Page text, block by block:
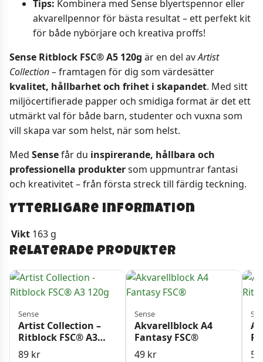
Tips: Kombinera med Sense blyertspennor eller
akvarellpennor för bästa resultat – ett perfekt kit
för både nybörjare och kreativa proffs!
Sense Ritblock FSC® A5 120g är en del avArtist
Collection– framtagen för dig som värdesätter
kvalitet, hållbarhet och frihet i skapandet. Med sitt
miljöcertifierade papper och smidiga format är det ett
utmärkt val för både barn, studenter och vuxna som
vill skapa var som helst, när som helst.
Med Sensefår du inspirerande, hållbara och
professionella produktersom uppmuntrar fantasi
och kreativitet – från första streck till färdig teckning.
Ytterligare information
Vikt 163 g
Relaterade produkter
Sense
Artist Collection –
Ritblock FSC® A3
120g
89 kr
Sense
Akvarellblock A4
Fantasy FSC®
49 kr
59